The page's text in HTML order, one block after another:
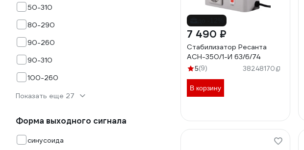
50-310
80-290
90-260
90-310
100-260
Показать еще 27
Форма выходного сигнала
синусоида
7 490 ₽
Стабилизатор Ресанта
АСН-350/1-И 63/6/74
5(9) 38248170
В корзину